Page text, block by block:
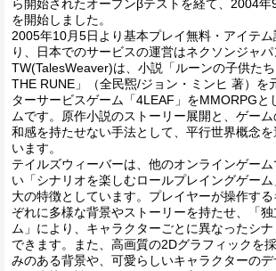
ら開始されたオープンβテストを経て、2004年
を開始しました。
2005年10月5日より基本プレイ無料・アイテ
り、日本でのサービスの運営はネクソンジャパ
TW(TalesWeaver)は、小説「ルーンの子供た
THE RUNE」（全民煕/ジョン・ミンヒ 著）を
ターサービスゲーム「4LEAF」をMMORPGと
ムです。原作小説のストーリー展開と、ゲー
和感を持たせない手法として、平行世界概念
います。
テイルズウィーバーは、他のオンラインゲー
い「シナリオを楽しむロールプレイングゲー
大の特徴としています。プレイヤーが操作す
ぞれに多様な背景やストーリーを持たせ、「
ム」により、キャラクターごとに異なったシ
できます。また、高画質の2Dグラフィックを
みのある背景や、可愛らしいキャラクターの